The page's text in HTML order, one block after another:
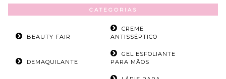
CATEGORIAS
BEAUTY FAIR
CREME
ANTISSÉPTICO
DEMAQUILANTE
GEL ESFOLIANTE
PARA MÃOS